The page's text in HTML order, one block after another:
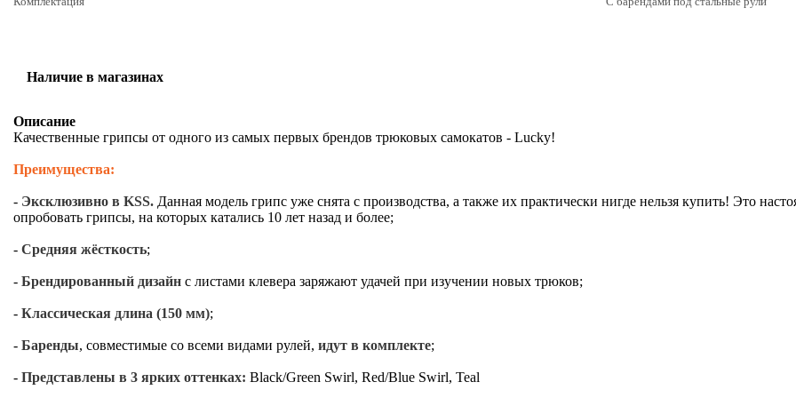
Наличие в магазинах
Описание
Качественные грипсы от одного из самых первых брендов трюковых самокатов - Lucky!
Преимущества:
- Эксклюзивно в KSS. Данная модель грипс уже снята с производства, а также их практически нигде нельзя купить! Это
опробовать грипсы, на которых катались 10 лет назад и более;
- Средняя жёсткость;
- Брендированный дизайн с листами клевера заряжают удачей при изучении новых трюков;
- Классическая длина (150 мм);
- Баренды, совместимые со всеми видами рулей, идут в комплекте;
- Представлены в 3 ярких оттенках: Black/Green Swirl, Red/Blue Swirl, Teal